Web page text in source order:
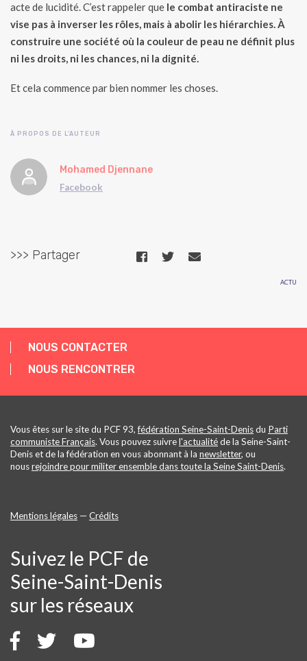
acte de lucidité. C’est rappeler que le combat antiraciste ne
vise pas à inverser les rôles, mais à abolir les hiérarchies. À
construire une société où la couleur de peau ne définit plus
ni les droits, ni les chances, ni la dignité.
Et cela commence par bien nommer les choses.
À PROPOS DE L'AUTEUR
Mohamed Djennane
Facebook
>>> Partager
ACTU
NOUS CONTACTER
NOUS RENCONTRER
Vous êtes sur le site du PCF 93,fédération Seine-Saint-Denisdu Parti
communiste Français. Vous pouvez suivrel'actualitéde la Seine-Saint-
Denis et de la fédération en vous abonnant à la newsletter, ou
nousrejoindre pour militer ensemble dans toute la Seine Saint-Denis.
Mentions légales — Crédits
Suivez le PCF de
Seine-Saint-Denis
sur les réseaux